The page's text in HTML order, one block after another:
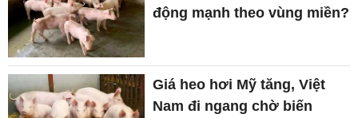
động mạnh theo vùng miền?
Giá heo hơi Mỹ tăng, Việt
Nam đi ngang chờ biến